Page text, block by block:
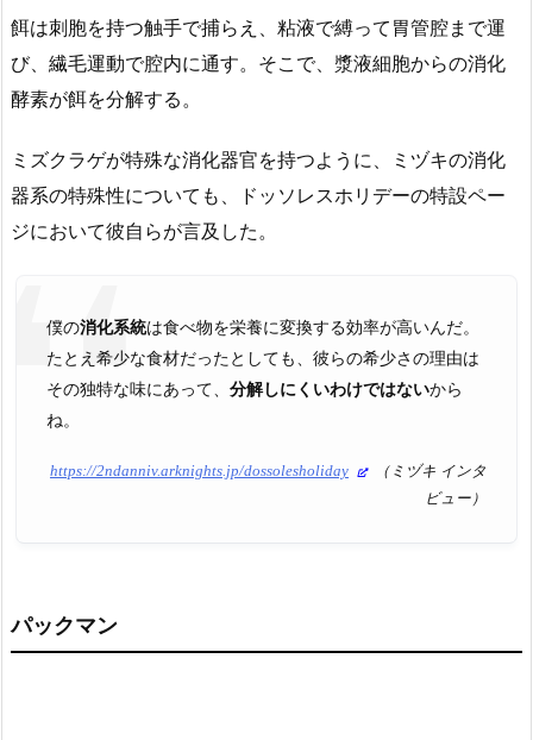
餌は刺胞を持つ触手で捕らえ、粘液で縛って胃管腔まで運
び、繊毛運動で腔内に通す。そこで、漿液細胞からの消化
酵素が餌を分解する。
ミズクラゲが特殊な消化器官を持つように、ミヅキの消化
器系の特殊性についても、ドッソレスホリデーの特設ペー
ジにおいて彼自らが言及した。
僕の消化系統は食べ物を栄養に変換する効率が高いんだ。
たとえ希少な食材だったとしても、彼らの希少さの理由は
その独特な味にあって、 分解しにくいわけではないから
ね。
https://2ndanniv.arknights.jp/dossolesholiday
（ミヅキ インタ
ビュー）
パックマン